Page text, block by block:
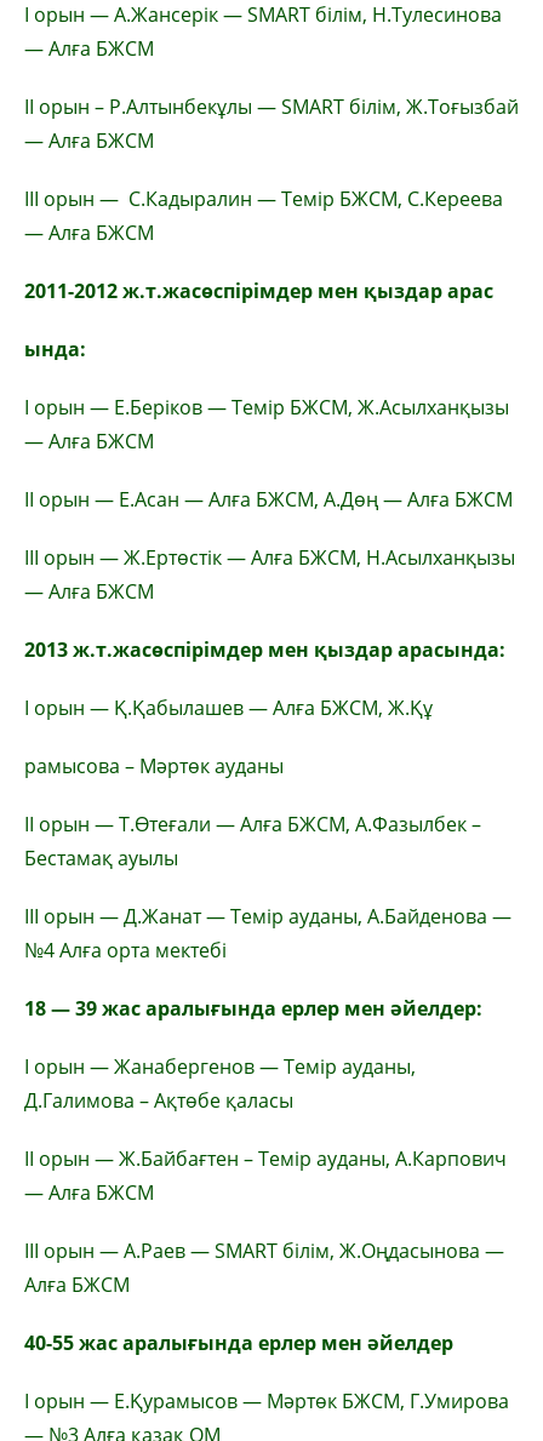
І орын — А.Жансерік — SMART білім, Н.Тулесинова
— Алға БЖСМ
ІІ орын – Р.Алтынбекұлы — SMART білім, Ж.Тоғызбай
— Алға БЖСМ
ІІІ орын — С.Кадыралин — Темір БЖСМ, С.Кереева
— Алға БЖСМ
2011-2012 ж.т.жасөспірімдер мен қыздар арас
ында:
І орын — Е.Беріков — Темір БЖСМ, Ж.Асылханқызы
— Алға БЖСМ
ІІ орын — Е.Асан — Алға БЖСМ, А.Дөң — Алға БЖСМ
ІІІ орын — Ж.Ертөстік — Алға БЖСМ, Н.Асылханқызы
— Алға БЖСМ
2013 ж.т.жасөспірімдер мен қыздар арасында:
І орын — Қ.Қабылашев — Алға БЖСМ, Ж.Құ
рамысова – Мәртөк ауданы
ІІ орын — Т.Өтеғали — Алға БЖСМ, А.Фазылбек –
Бестамақ ауылы
ІІІ орын — Д.Жанат — Темір ауданы, А.Байденова —
№4 Алға орта мектебі
18 — 39 жас аралығында ерлер мен әйелдер:
І орын — Жанабергенов — Темір ауданы,
Д.Галимова – Ақтөбе қаласы
ІІ орын — Ж.Байбағтен – Темір ауданы, А.Карпович
— Алға БЖСМ
ІІІ орын — А.Раев — SMART білім, Ж.Оңдасынова —
Алға БЖСМ
40-55 жас аралығында ерлер мен әйелдер
І орын — Е.Қурамысов — Мәртөк БЖСМ, Г.Умирова
— №3 Алға қазақ ОМ